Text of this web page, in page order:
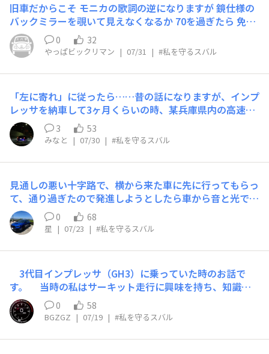
旧車だからこそ モニカの歌詞の逆になりますが 鏡仕様の
バックミラーを覗いて見えなくなるか 70を過ぎたら 免許
を返納します 家族は２回目の脳梗塞の退院後 潔く返納し
ました 久々に2000年代の車に乗りはじめ ナイナイづくし
から 20年の技術革新も実感しています まさか湯婆婆がC
Mするなんて！(笑) チャイルドシートをしようがしまいが
ちゃんと乗せてます 助手席でシートベルトをしなくても
何かにぶつかりそうになっても 警告音は出ません 何かが
飛び出してきても EyeSight並みに急には止まれません だ
からこそ 慎重に運転ができています 鍵を回す瞬間から初
0 32
やっぱビックリマン | 07/31 | #私を守るスバル
「左に寄れ」に従ったら……​昔の話になりますが、インプ
レッサを納車して3ヶ月くらいの時、某兵庫県内の高速道
路を走行してたところ「左に寄れ」の看板が。よくある工
事の看板でとりあえず余裕を持って左に寄り80㎞/hくら
いで流してました。しばらく走行してたらなんと、左側の
車線に作業を終え撤収作業をしてた工事車両が止まってた
サイトが発動して自動ブレーキ、人間の反応速度を超えた
支援能力により助かりました。そしてこれが人生初アイサ
イトのブレーキ起動となりました。もしもアイサイトなど
の支援機能がない車だったら…と思うと今でもゾッとしま
3 53
みなと | 07/30 | #私を守るスバル
見通しの悪い十字路で、横から来た車に先に行ってもらっ
て、通り過ぎたので発進しようとしたら車から音と光でお
知らせがあったので、止まりました。そうすると横から自
転車が通り過ぎました。私の位置からは自転車が全く見え
ていなかったので助かりました😌アイサイトが付いてい
て良かった〜と思った出来事でした。
0 68
星 | 07/23 | #私を守るスバル
3代目インプレッサ（GH3）に乗っていた時のお話で
す。 当時の私はサーキット走行に興味を持ち、知識も
経験も無い状態で単身サーキット走行に赴いてしまいまし
た。 頼れる先輩も仲間もおらず、初めて全開で走れる喜
びに酔いしれていた所、ストレートの立ち上がりの際にア
クセル量を誤り、制御を失いクラッシュしてしまいまし
0 58
BGZGZ | 07/19 | #私を守るスバル